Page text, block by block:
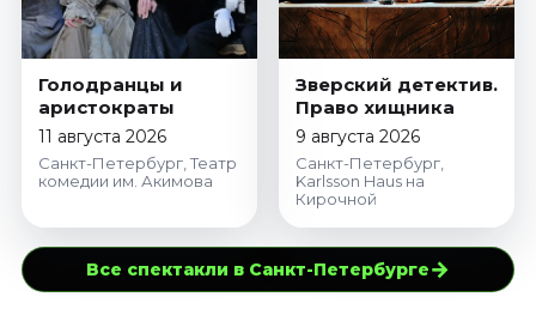
Голодранцы и
аристократы
11 августа 2026
Санкт-Петербург, Театр
комедии им. Акимова
Зверский детектив.
Право хищника
9 августа 2026
Санкт-Петербург,
Karlsson Haus на
Кирочной
Все спектакли в Санкт-Петербурге→